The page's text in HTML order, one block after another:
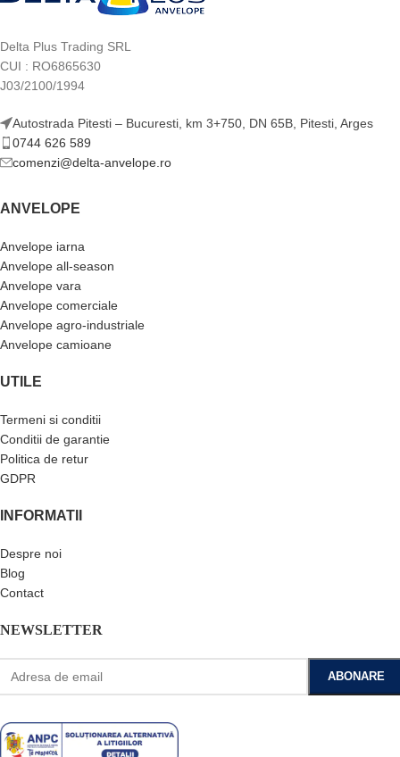
Delta Plus Trading SRL
CUI : RO6865630
J03/2100/1994
Autostrada Pitesti – Bucuresti, km 3+750, DN 65B, Pitesti, Arges
0744 626 589
comenzi@delta-anvelope.ro
ANVELOPE
Anvelope iarna
Anvelope all-season
Anvelope vara
Anvelope comerciale
Anvelope agro-industriale
Anvelope camioane
UTILE
Termeni si conditii
Conditii de garantie
Politica de retur
GDPR
INFORMATII
Despre noi
Blog
Contact
NEWSLETTER